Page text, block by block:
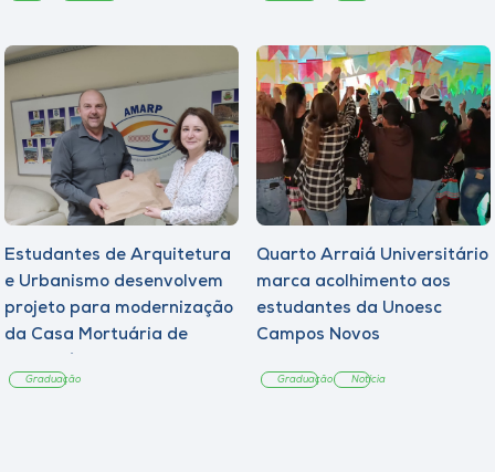
Estudantes de Arquitetura
e Urbanismo desenvolvem
projeto para modernização
da Casa Mortuária de
Graduação
Quarto Arraiá Universitário
marca acolhimento aos
estudantes da Unoesc
Campos Novos
Graduação Notícia